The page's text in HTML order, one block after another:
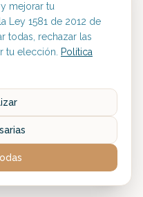
mejorar tu
Ley 1581 de 2012 de
todas, rechazar las
tu elección.
Política